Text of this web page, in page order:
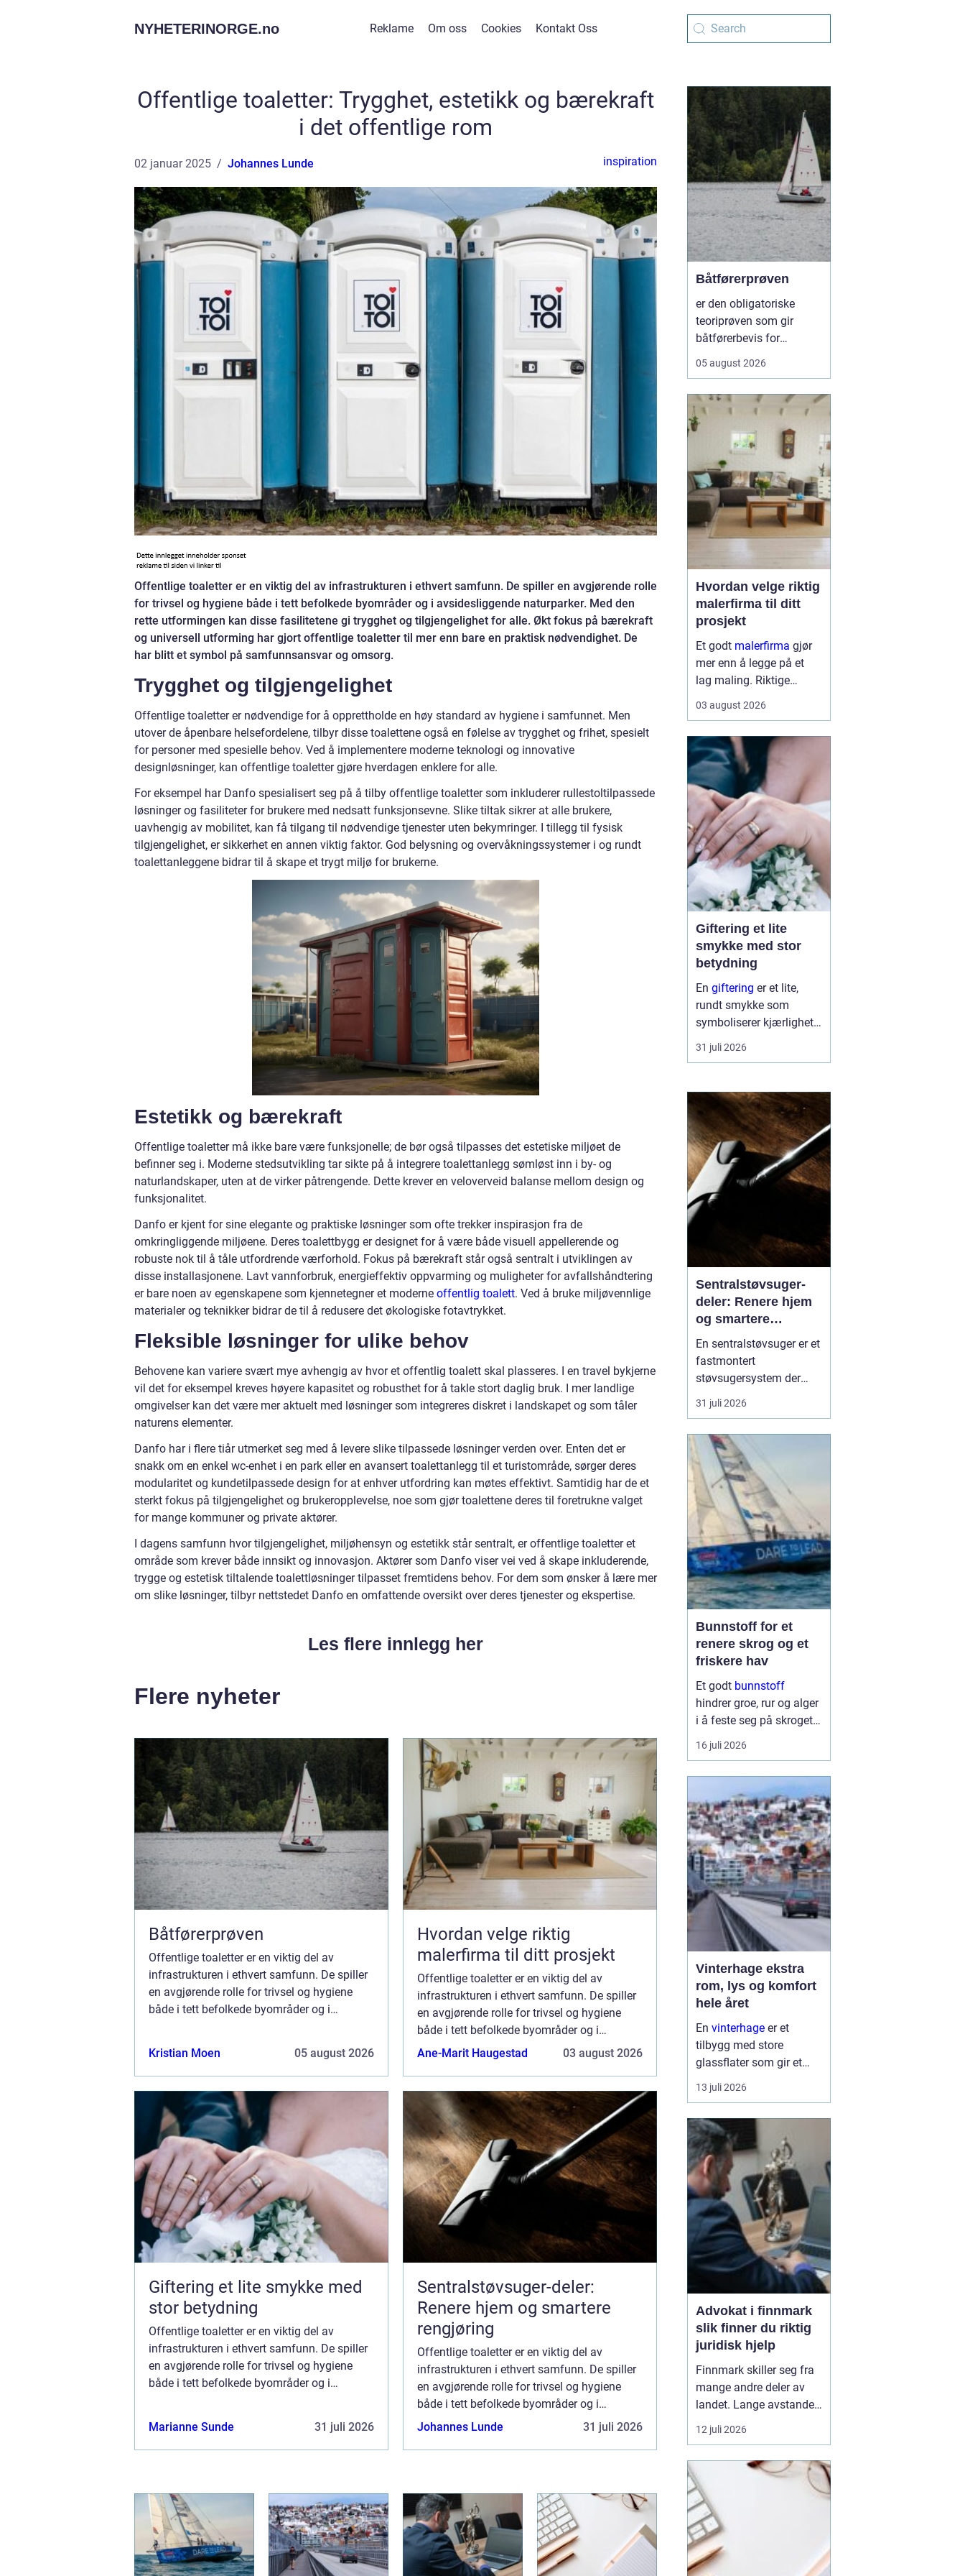
NYHETERINORGE.no Reklame Om oss Cookies Kontakt Oss
Offentlige toaletter: Trygghet, estetikk og bærekraft
i det offentlige rom
02 januar 2025 Johannes Lunde inspiration
Offentlige toaletter er en viktig del av infrastrukturen i ethvert samfunn. De spiller en avgjørende rolle
for trivsel og hygiene både i tett befolkede byområder og i avsidesliggende naturparker. Med den
rette utformingen kan disse fasilitetene gi trygghet og tilgjengelighet for alle. Økt fokus på bærekraft
og universell utforming har gjort offentlige toaletter til mer enn bare en praktisk nødvendighet. De
har blitt et symbol på samfunnsansvar og omsorg.
Trygghet og tilgjengelighet
Offentlige toaletter er nødvendige for å opprettholde en høy standard av hygiene i samfunnet. Men
utover de åpenbare helsefordelene, tilbyr disse toalettene også en følelse av trygghet og frihet, spesielt
for personer med spesielle behov. Ved å implementere moderne teknologi og innovative
designløsninger, kan offentlige toaletter gjøre hverdagen enklere for alle.
For eksempel har Danfo spesialisert seg på å tilby offentlige toaletter som inkluderer rullestoltilpassede
løsninger og fasiliteter for brukere med nedsatt funksjonsevne. Slike tiltak sikrer at alle brukere,
uavhengig av mobilitet, kan få tilgang til nødvendige tjenester uten bekymringer. I tillegg til fysisk
tilgjengelighet, er sikkerhet en annen viktig faktor. God belysning og overvåkningssystemer i og rundt
toalettanleggene bidrar til å skape et trygt miljø for brukerne.
Estetikk og bærekraft
Offentlige toaletter må ikke bare være funksjonelle; de bør også tilpasses det estetiske miljøet de
befinner seg i. Moderne stedsutvikling tar sikte på å integrere toalettanlegg sømløst inn i by- og
naturlandskaper, uten at de virker påtrengende. Dette krever en veloverveid balanse mellom design og
funksjonalitet.
Danfo er kjent for sine elegante og praktiske løsninger som ofte trekker inspirasjon fra de
omkringliggende miljøene. Deres toalettbygg er designet for å være både visuell appellerende og
robuste nok til å tåle utfordrende værforhold. Fokus på bærekraft står også sentralt i utviklingen av
disse installasjonene. Lavt vannforbruk, energieffektiv oppvarming og muligheter for avfallshåndtering
er bare noen av egenskapene som kjennetegner et moderne offentlig toalett. Ved å bruke miljøvennlige
materialer og teknikker bidrar de til å redusere det økologiske fotavtrykket.
Fleksible løsninger for ulike behov
Behovene kan variere svært mye avhengig av hvor et offentlig toalett skal plasseres. I en travel bykjerne
vil det for eksempel kreves høyere kapasitet og robusthet for å takle stort daglig bruk. I mer landlige
omgivelser kan det være mer aktuelt med løsninger som integreres diskret i landskapet og som tåler
naturens elementer.
Danfo har i flere tiår utmerket seg med å levere slike tilpassede løsninger verden over. Enten det er
snakk om en enkel wc-enhet i en park eller en avansert toalettanlegg til et turistområde, sørger deres
modularitet og kundetilpassede design for at enhver utfordring kan møtes effektivt. Samtidig har de et
sterkt fokus på tilgjengelighet og brukeropplevelse, noe som gjør toalettene deres til foretrukne valget
for mange kommuner og private aktører.
I dagens samfunn hvor tilgjengelighet, miljøhensyn og estetikk står sentralt, er offentlige toaletter et
område som krever både innsikt og innovasjon. Aktører som Danfo viser vei ved å skape inkluderende,
trygge og estetisk tiltalende toalettløsninger tilpasset fremtidens behov. For dem som ønsker å lære mer
om slike løsninger, tilbyr nettstedet Danfo en omfattende oversikt over deres tjenester og ekspertise.
Les flere innlegg her
Flere nyheter
Båtførerprøven
Offentlige toaletter er en viktig del av
infrastrukturen i ethvert samfunn. De spiller
en avgjørende rolle for trivsel og hygiene
både i tett befolkede byområder og i
Kristian Moen 05 august 2026
Hvordan velge riktig
malerfirma til ditt prosjekt
Offentlige toaletter er en viktig del av
infrastrukturen i ethvert samfunn. De spiller
en avgjørende rolle for trivsel og hygiene
både i tett befolkede byområder og i
avsidesliggende naturparker. Med den rette
Ane-Marit Haugestad 03 august 2026
Giftering et lite smykke med
stor betydning
Offentlige toaletter er en viktig del av
infrastrukturen i ethvert samfunn. De spiller
en avgjørende rolle for trivsel og hygiene
både i tett befolkede byområder og i
Marianne Sunde 31 juli 2026
Sentralstøvsuger-deler:
Renere hjem og smartere
rengjøring
Offentlige toaletter er en viktig del av
infrastrukturen i ethvert samfunn. De spiller
en avgjørende rolle for trivsel og hygiene
både i tett befolkede byområder og i
avsidesliggende naturparker. Med den rette
Johannes Lunde 31 juli 2026
Båtførerprøven
er den obligatoriske
teoriprøven som gir
båtførerbevis for
dokumenterer at føreren
sjøvett, navigasjon, lover
og regler, samt sikkerhet
om bord. For alle som vil
bruke motorbåt lovlig og
trygt, er dette et...
05 august 2026
Hvordan velge riktig
malerfirma til ditt
prosjekt
Et godt malerfirma gjør
mer enn å legge på et
lag maling. Riktige
levetiden på bygget,
og spare både tid og
penger. Samtidig kan feil
valg gi ekstra
kostnader,...
03 august 2026
Giftering et lite
smykke med stor
betydning
En giftering er et lite,
rundt smykke som
symboliserer kjærlighet,
troskap og felles
framtid. Ringen bæres
og blir en synlig
påminnelse om løftet to
mennesker ...
31 juli 2026
Sentralstøvsuger-
deler: Renere hjem
og smartere
rengjøring
En sentralstøvsuger er et
fastmontert
støvsugersystem der
motor og beholder står i
bod, garasje eller teknisk
sugekontakter finnes i
veggene rundt i boligen.
Du kobler bare slangen
til en kontakt, og støvet
transp...
31 juli 2026
Bunnstoff for et
renere skrog og et
friskere hav
Et godt bunnstoff
hindrer groe, rur og alger
i å feste seg på skroget.
Dermed holder båten
bedre fart, bruker mindre
mindre vedlikehold på
land. Samtidig begynner
flere båteiere ...
16 juli 2026
Vinterhage ekstra
rom, lys og komfort
hele året
En vinterhage er et
tilbygg med store
glassflater som gir et
lyst og lunt oppholdsrom
nær hagen, også når
fungere som en ekstra
stue, spiseplass eller
stille son...
13 juli 2026
Advokat i finnmark
slik finner du riktig
juridisk hjelp
Finnmark skiller seg fra
mange andre deler av
landet. Lange avstander,
små lokalsamfunn, sterk
tilknytning til natur og
rettigheter gjør at mange
juridiske spørsmål får en
ekstra dimensjon. Når en
privatperson eller en
bedrift i...
12 juli 2026